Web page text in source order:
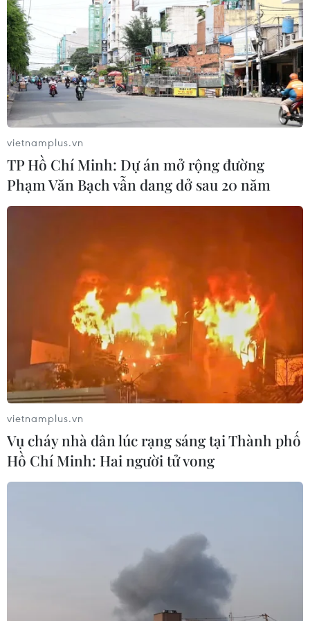
Trưởng ban Kinh tế Trung ương Trần Tuấn Anh bày tỏ vui
mừng trước sự phát triển ngày càng mạnh mẽ, đi vào
chiều sâu, thực chất trong hợp tác doanh nghiệp Việt
Nam-Hoa Kỳ.
Thúc đẩy quan hệ hợp tác giữa Việt Nam
và Hoa Kỳ trên các lĩnh vực
vietnamplus.vn
TP Hồ Chí Minh: Dự án mở rộng đường
Phạm Văn Bạch vẫn dang dở sau 20 năm
vietnamplus.vn
Vụ cháy nhà dân lúc rạng sáng tại Thành phố
Hồ Chí Minh: Hai người tử vong